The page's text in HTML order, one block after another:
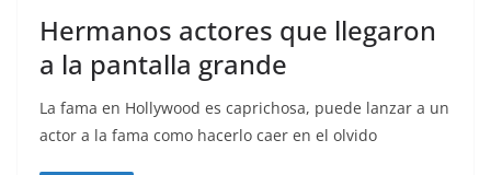
Hermanos actores que llegaron
a la pantalla grande
La fama en Hollywood es caprichosa, puede lanzar a un
actor a la fama como hacerlo caer en el olvido